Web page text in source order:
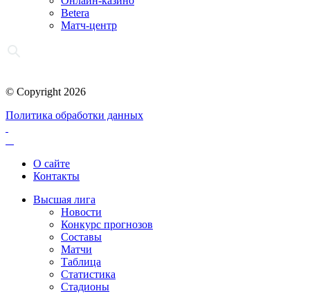
Betera
Матч-центр
© Copyright 2026
Политика обработки данных
О сайте
Контакты
Высшая лига
Новости
Конкурс прогнозов
Составы
Матчи
Таблица
Статистика
Стадионы